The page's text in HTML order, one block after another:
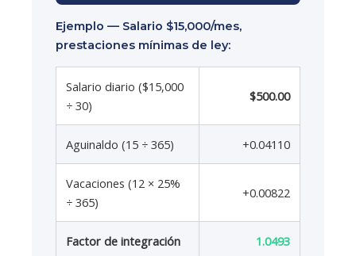
Ejemplo — Salario $15,000/mes,
prestaciones mínimas de ley:
Salario diario ($15,000
÷ 30)
$500.00
Aguinaldo (15 ÷ 365) +0.04110
Vacaciones (12 × 25%
÷ 365)
+0.00822
Factor de integración 1.0493